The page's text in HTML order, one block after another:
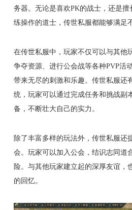
务器。无论是喜欢PK的战士，还是
练操作的道士，传世私服都能够满足
在传世私服中，玩家不仅可以与其他
争夺资源、进行公会战等各种PVP活
带来无尽的刺激和乐趣。传世私服还
统，玩家可以通过完成任务和挑战副
备，不断壮大自己的实力。
除了丰富多样的玩法外，传世私服还
会。玩家可以加入公会，结识志同道
险。与其他玩家建立起的深厚友谊，
的回忆。